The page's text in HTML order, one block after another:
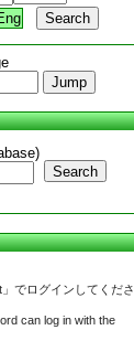
Search
でログインしてくださ
can log in with the